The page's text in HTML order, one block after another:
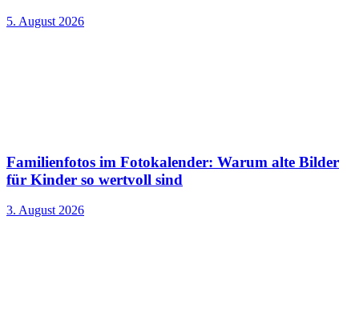
5. August 2026
Familienfotos im Fotokalender: Warum alte Bilder
für Kinder so wertvoll sind
3. August 2026